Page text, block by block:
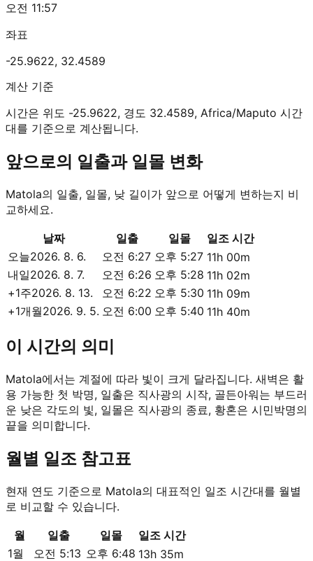
오전 11:57
좌표
-25.9622, 32.4589
계산 기준
시간은 위도 -25.9622, 경도 32.4589, Africa/Maputo 시간
대를 기준으로 계산됩니다.
앞으로의 일출과 일몰 변화
Matola의 일출, 일몰, 낮 길이가 앞으로 어떻게 변하는지 비
교하세요.
날짜 일출 일몰
일조 시간
오늘2026. 8. 6. 오전 6:27 오후 5:27 11h 00m
내일2026. 8. 7. 오전 6:26 오후 5:28 11h 02m
+1주2026. 8. 13. 오전 6:22 오후 5:30 11h 09m
+1개월2026. 9. 5. 오전 6:00 오후 5:40 11h 40m
이 시간의 의미
Matola에서는 계절에 따라 빛이 크게 달라집니다. 새벽은 활
용 가능한 첫 박명, 일출은 직사광의 시작, 골든아워는 부드러
운 낮은 각도의 빛, 일몰은 직사광의 종료, 황혼은 시민박명의
끝을 의미합니다.
월별 일조 참고표
현재 연도 기준으로 Matola의 대표적인 일조 시간대를 월별
로 비교할 수 있습니다.
월 일출 일몰
일조 시간
1월
오전 5:13 오후 6:48 13h 35m